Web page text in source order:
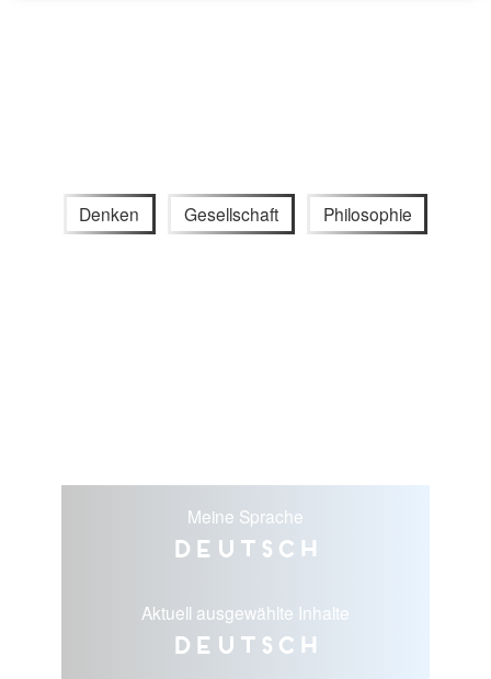
Denken Gesellschaft Philosophie
Meine Sprache
Deutsch
Aktuell ausgewählte Inhalte
Deutsch